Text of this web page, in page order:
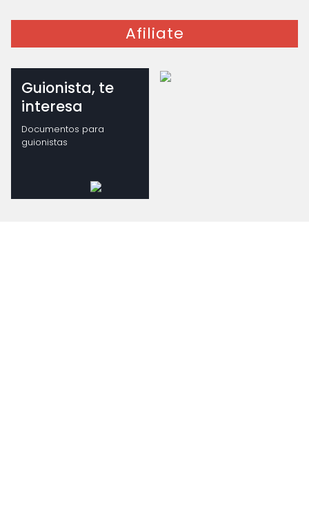
Afiliate
Guionista, te
interesa
Documentos para
guionistas